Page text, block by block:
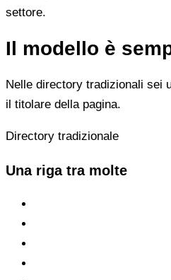
settore.
Il modello è
Nelle directory tradizionali sei
il titolare della pagina.
Directory tradizionale
Una riga tra molte